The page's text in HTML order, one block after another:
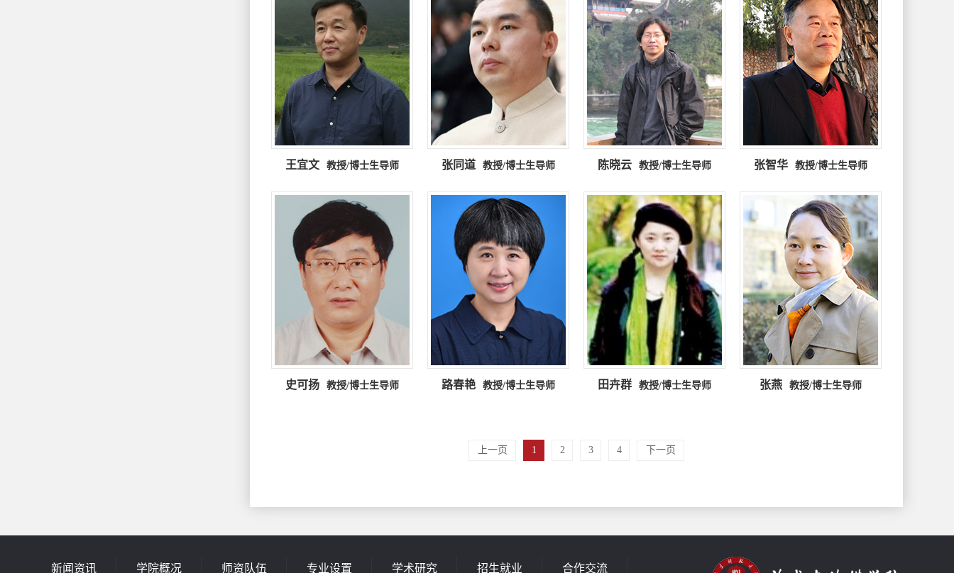
王宜文 教授/博士生导师 张同道 教授/博士生导师 陈晓云 教授/博士生导师 张智华 教授/博士生导师
史可扬 教授/博士生导师 路春艳 教授/博士生导师 田卉群 教授/博士生导师 张燕 教授/博士生导师
上一页 1 2 3 4 下一页
新闻资讯 学院概况 师资队伍 专业设置 学术研究 招生就业 合作交流